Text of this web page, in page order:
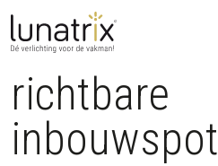
Skip to content
richtbare
inbouwspot